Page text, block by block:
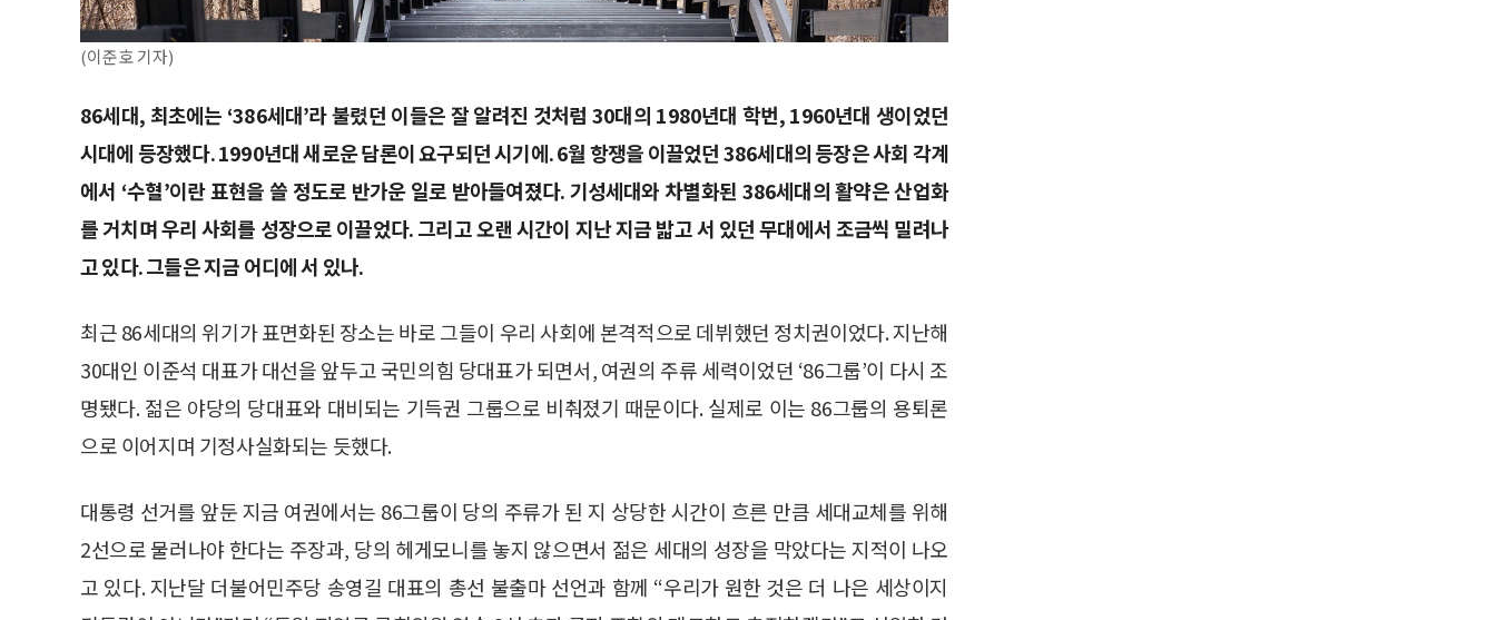
(이준호 기자)
86세대, 최초에는 ‘386세대’라 불렸던 이들은 잘 알려진 것처럼 30대의 1980년대 학번, 1960년대 생이었던
시대에 등장했다. 1990년대 새로운 담론이 요구되던 시기에. 6월 항쟁을 이끌었던 386세대의 등장은 사회 각계
에서 ‘수혈’이란 표현을 쓸 정도로 반가운 일로 받아들여졌다. 기성세대와 차별화된 386세대의 활약은 산업화
를 거치며 우리 사회를 성장으로 이끌었다. 그리고 오랜 시간이 지난 지금 밟고 서 있던 무대에서 조금씩 밀려나
고 있다. 그들은 지금 어디에 서 있나.
최근 86세대의 위기가 표면화된 장소는 바로 그들이 우리 사회에 본격적으로 데뷔했던 정치권이었다. 지난해
30대인 이준석 대표가 대선을 앞두고 국민의힘 당대표가 되면서, 여권의 주류 세력이었던 ‘86그룹’이 다시 조
명됐다. 젊은 야당의 당대표와 대비되는 기득권 그룹으로 비춰졌기 때문이다. 실제로 이는 86그룹의 용퇴론
으로 이어지며 기정사실화되는 듯했다.
대통령 선거를 앞둔 지금 여권에서는 86그룹이 당의 주류가 된 지 상당한 시간이 흐른 만큼 세대교체를 위해
2선으로 물러나야 한다는 주장과, 당의 헤게모니를 놓지 않으면서 젊은 세대의 성장을 막았다는 지적이 나오
고 있다. 지난달 더불어민주당 송영길 대표의 총선 불출마 선언과 함께 “우리가 원한 것은 더 나은 세상이지